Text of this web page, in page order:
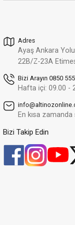
%30
Yeni
Pırlanta Damla Baget
Yeni
Altınöz
Pırlanta Oval Kesim Şık
33.859,17
%40 Altınöz
Pırlanta Takoz Tırnak
Adres
Ayaş Ankara
22B/Z-23A
Bizi Arayın 0850
Hafta içi: 09.00 -
En kısa
Bizi Takip Edin